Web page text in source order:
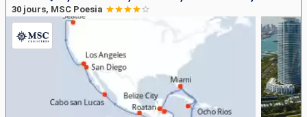
Ports Compagnies
Rechercher
30 jours, MSC Poesia